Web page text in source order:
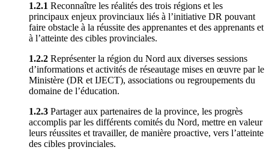
1.2.1 Reconnaître les réalités des trois régions et les
principaux enjeux provinciaux liés à l’initiative DR pouvant
faire obstacle à la réussite des apprenantes et des apprenants et
à l’atteinte des cibles provinciales.
1.2.2 Représenter la région du Nord aux diverses sessions
d’informations et activités de réseautage mises en œuvre par le
Ministère (DR et IJECT), associations ou regroupements du
domaine de l’éducation.
1.2.3 Partager aux partenaires de la province, les progrès
accomplis par les différents comités du Nord, mettre en valeur
leurs réussites et travailler, de manière proactive, vers l’atteinte
des cibles provinciales.